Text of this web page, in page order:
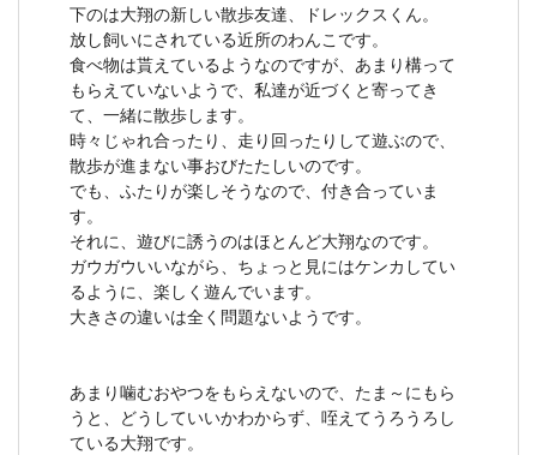
下のは大翔の新しい散歩友達、ドレックスくん。
放し飼いにされている近所のわんこです。
食べ物は貰えているようなのですが、あまり構って
もらえていないようで、私達が近づくと寄ってき
て、一緒に散歩します。
時々じゃれ合ったり、走り回ったりして遊ぶので、
散歩が進まない事おびたたしいのです。
でも、ふたりが楽しそうなので、付き合っていま
す。
それに、遊びに誘うのはほとんど大翔なのです。
ガウガウいいながら、ちょっと見にはケンカしてい
るように、楽しく遊んでいます。
大きさの違いは全く問題ないようです。
あまり噛むおやつをもらえないので、たま～にもら
うと、どうしていいかわからず、咥えてうろうろし
ている大翔です。